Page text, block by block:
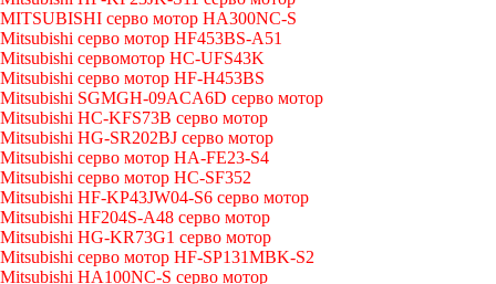
MITSUBISHI серво мотор HA300NC-S
Mitsubishi серво мотор HF453BS-A51
Mitsubishi сервомотор HC-UFS43K
Mitsubishi серво мотор HF-H453BS
Mitsubishi SGMGH-09ACA6D серво мотор
Mitsubishi HC-KFS73B серво мотор
Mitsubishi HG-SR202BJ серво мотор
Mitsubishi серво мотор HA-FE23-S4
Mitsubishi серво мотор HC-SF352
Mitsubishi HF-KP43JW04-S6 серво мотор
Mitsubishi HF204S-A48 серво мотор
Mitsubishi HG-KR73G1 серво мотор
Mitsubishi серво мотор HF-SP131MBK-S2
Mitsubishi HA100NC-S серво мотор